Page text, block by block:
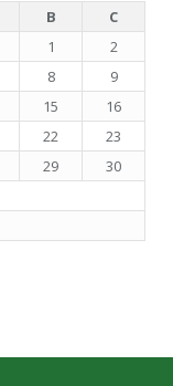
B C
1
2
8
9
15
16
22
23
29
30